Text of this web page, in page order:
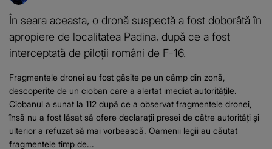
În seara aceasta, o dronă suspectă a fost doborâtă în
apropiere de localitatea Padina, după ce a fost
interceptată de piloții români de F-16.
Fragmentele dronei au fost găsite pe un câmp din zonă,
descoperite de un cioban care a alertat imediat autoritățile.
Ciobanul a sunat la 112 după ce a observat fragmentele dronei,
însă nu a fost lăsat să ofere declarații presei de către autorități și
ulterior a refuzat să mai vorbească. Oamenii legii au căutat
fragmentele timp de...